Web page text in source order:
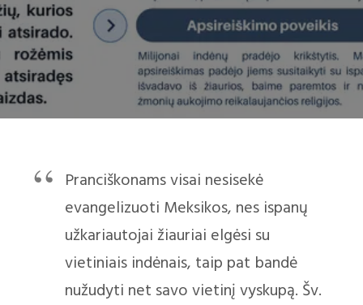
Pranciškonams visai nesisekė
evangelizuoti Meksikos, nes ispanų
užkariautojai žiauriai elgėsi su
vietiniais indėnais, taip pat bandė
nužudyti net savo vietinį vyskupą. Šv.